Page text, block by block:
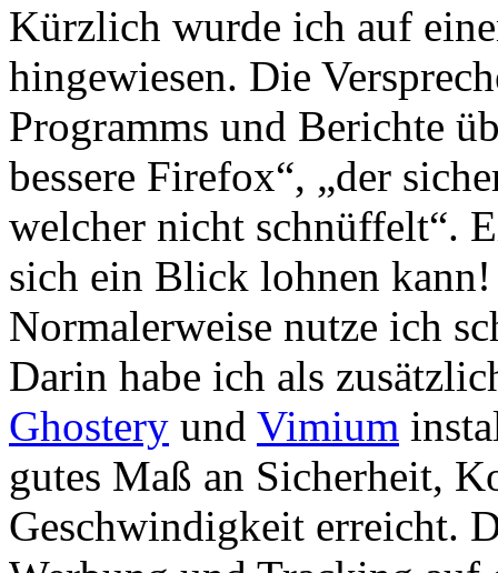
Kürzlich wurde ich auf
hingewiesen. Die
Programms und Berichte
bessere Firefox“, „der
welcher nicht schnüffelt“.
sich ein Blick lohnen kann!
Normalerweise nutze ich
Darin habe ich als
Ghostery und Vimium
gutes Maß an Sicherheit,
Geschwindigkeit erreicht.